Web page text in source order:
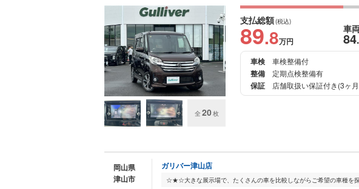
全 20枚
支払総額(税込)
89.8万円
車
84
車検
車検整備付
整備 定期点検整備有
保証 店舗取扱い保証付き(3ヶ
岡山県
津山市
ガリバー津山店